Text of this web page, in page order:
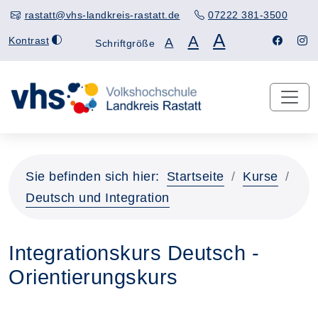
rastatt@vhs-landkreis-rastatt.de 07222 381-3500
Kontrast Schriftgröße A A A
Sie befinden sich hier: Startseite
Kurse
Deutsch und Integration
Integrationskurs Deutsch -
Orientierungskurs